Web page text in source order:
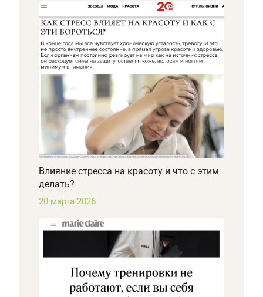
Влияние стресса на красоту и что с этим
делать?
20 марта 2026